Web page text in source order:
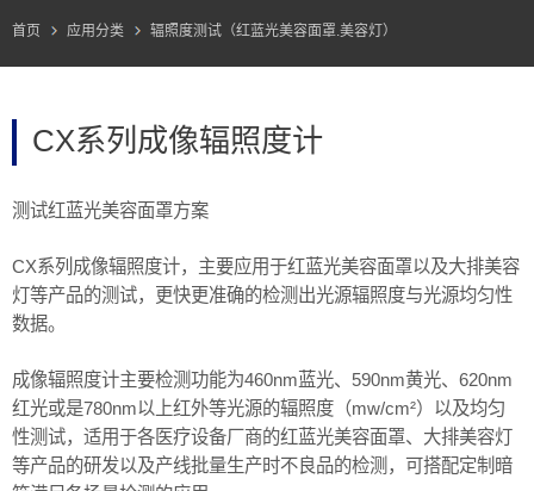
首页 应用分类 辐照度测试（红蓝光美容面罩.美容灯）
CX系列成像辐照度计
测试红蓝光美容面罩方案
CX系列成像辐照度计，主要应用于红蓝光美容面罩以及大排美容
灯等产品的测试，更快更准确的检测出光源辐照度与光源均匀性
数据。
成像辐照度计主要检测功能为460nm蓝光、590nm黄光、620nm
红光或是780nm以上红外等光源的辐照度（mw/cm²）以及均匀
性测试，适用于各医疗设备厂商的红蓝光美容面罩、大排美容灯
等产品的研发以及产线批量生产时不良品的检测，可搭配定制暗